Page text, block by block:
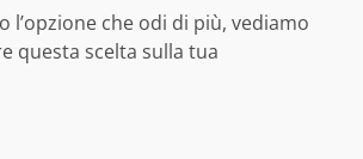
l’opzione che odi di più, vediamo
questa scelta sulla tua